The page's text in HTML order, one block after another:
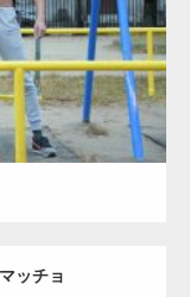
ッチョ